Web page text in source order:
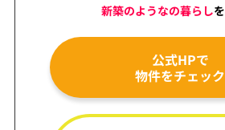
新築のようなの暮らしを
公式HPで
物件をチェック